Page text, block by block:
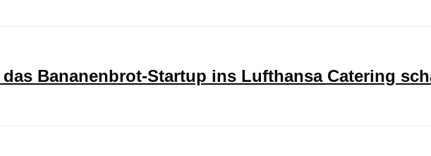
Bananenbrot-Startup ins Lufthansa Catering